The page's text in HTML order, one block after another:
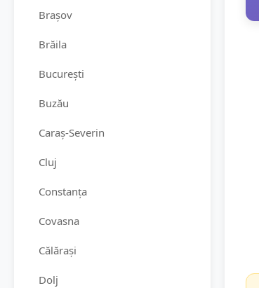
Brașov
Brăila
București
Buzău
Caraș-Severin
Cluj
Constanța
Covasna
Călărași
Dolj